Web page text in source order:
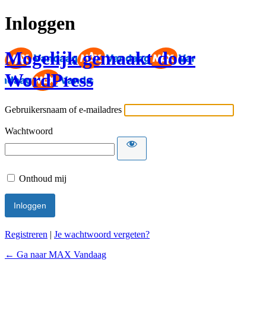
Inloggen
Mogelijk gemaakt door
WordPress
Gebruikersnaam of e-mailadres
Wachtwoord
Onthoud mij
Registreren | Je wachtwoord vergeten?
← Ga naar MAX Vandaag